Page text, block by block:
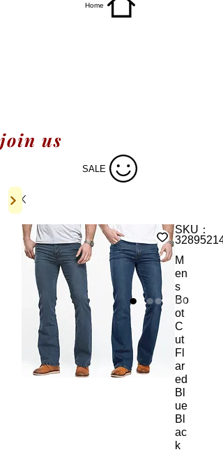
Home
join us
SALE
SKU：
M
en
s
Bo
ot
C
ut
Fl
ar
ed
Bl
ue
Bl
ac
k